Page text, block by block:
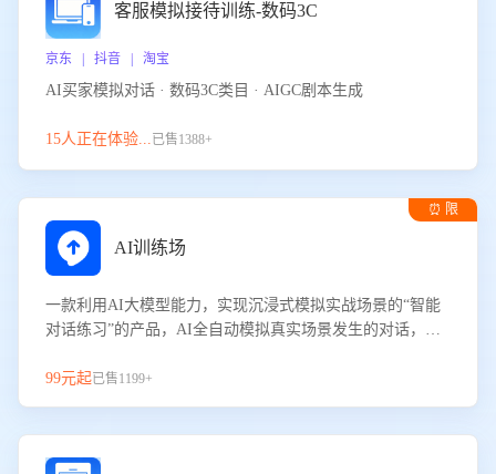
客服模拟接待训练-数码3C
京东 | 抖音 | 淘宝
AI买家模拟对话 · 数码3C类目 · AIGC剧本生成
15人正在体验...已售1388+
⏰ 限
AI训练场
一款利用AI大模型能力，实现沉浸式模拟实战场景的“智能
对话练习”的产品，AI全自动模拟真实场景发生的对话，企
服能力。
99元起已售1199+